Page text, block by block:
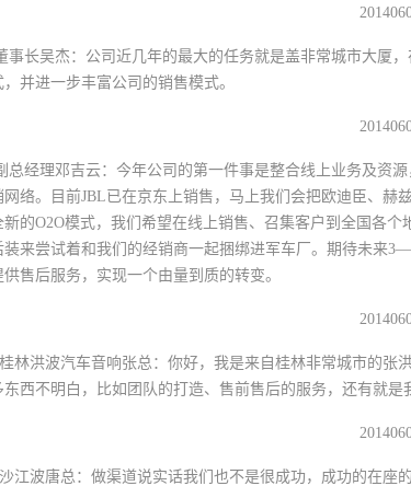
吴杰：公司近几年的最大的任务就是盖非常城市大厦，
并进一步丰富公司的销售模式。
理邓吉云：今年公司的第一件事是整合线上业务及资源
网络。目前JBL已在京东上销售，马上我们会把欧迪臣、
新的O2O模式，我们希望在线上销售、召集客户到全国各
装来尝试着和我们的经销商一起捆绑进军车厂。期待未来
售后服务，实现一个由量到质的转变。
洪波汽车音响张总：你好，我是来自桂林非常城市的张
西不明白，比如团队的打造、售前售后的服务，还有就是
波唐总：做渠道说实话我们也不是很成功，成功的在座